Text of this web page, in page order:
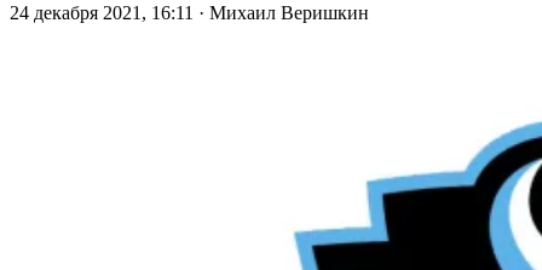
24 декабря 2021, 16:11 · Михаил Веришкин